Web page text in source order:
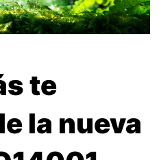
te
la nueva